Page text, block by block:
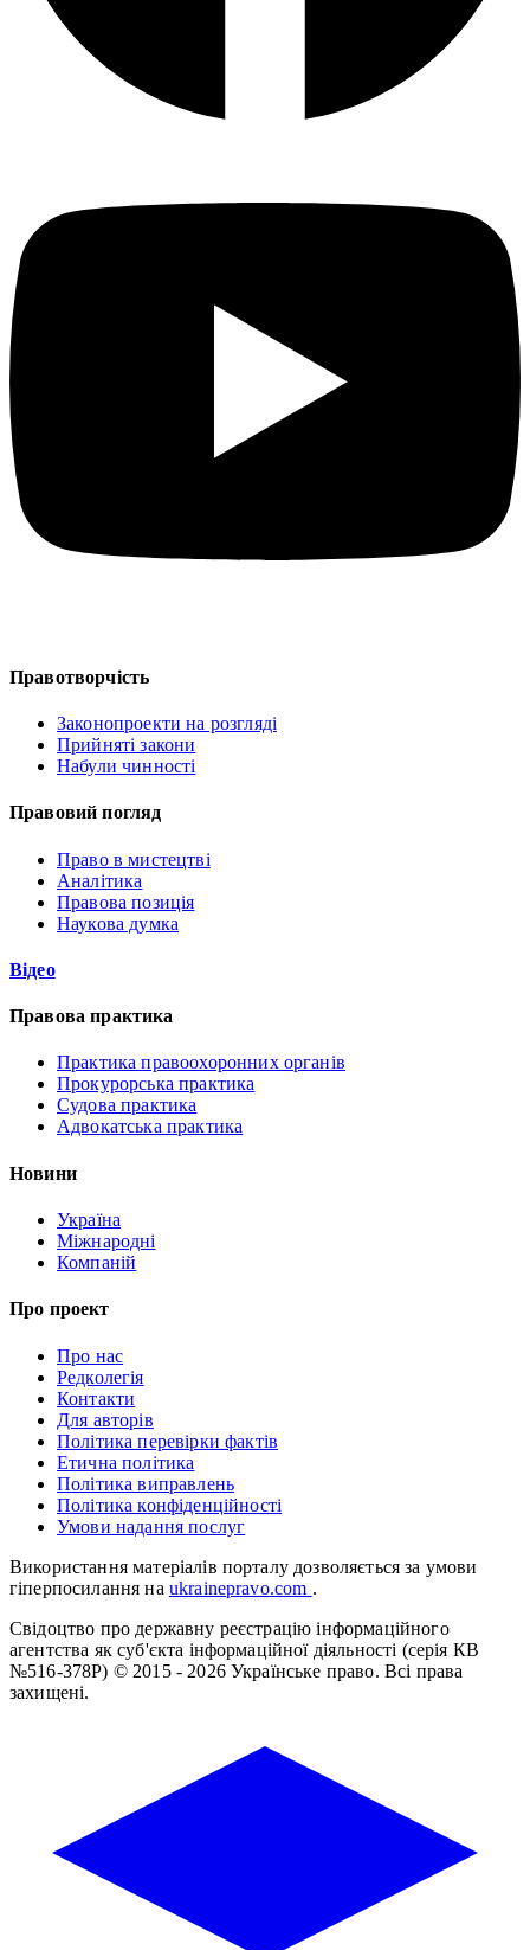
Правотворчість
Законопроекти на розгляді
Прийняті закони
Набули чинності
Правовий погляд
Право в мистецтві
Аналітика
Правова позиція
Наукова думка
Відео
Правова практика
Практика правоохоронних органів
Прокурорська практика
Судова практика
Адвокатська практика
Новини
Україна
Міжнародні
Компаній
Про проект
Про нас
Редколегія
Контакти
Для авторів
Політика перевірки фактів
Етична політика
Політика виправлень
Політика конфіденційності
Умови надання послуг
Використання матеріалів порталу дозволяється за умови
гіперпосилання на ukrainepravo.com .
Свідоцтво про державну реєстрацію інформаційного
агентства як суб'єкта інформаційної діяльності (серія КВ
№516-378Р) © 2015 - 2026 Українське право. Всі права
захищені.